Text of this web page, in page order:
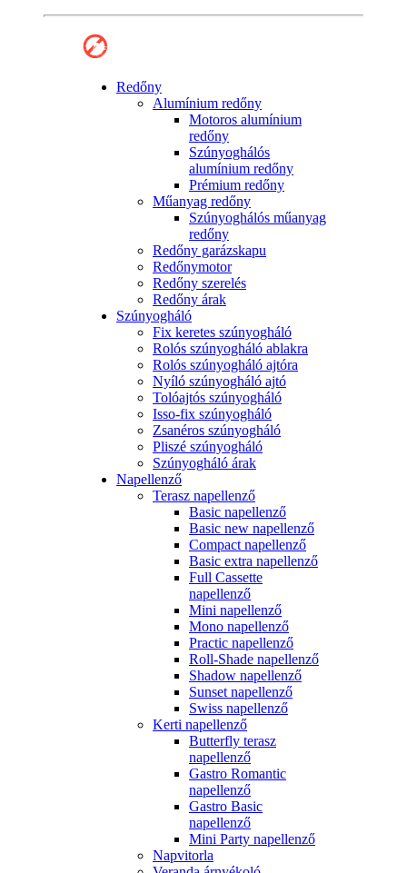
Redőny
Alumínium redőny
Motoros alumínium
redőny
Szúnyoghálós
alumínium redőny
Prémium redőny
Műanyag redőny
Szúnyoghálós műanyag
redőny
Redőny garázskapu
Redőnymotor
Redőny szerelés
Redőny árak
Szúnyogháló
Fix keretes szúnyogháló
Rolós szúnyogháló ablakra
Rolós szúnyogháló ajtóra
Nyíló szúnyogháló ajtó
Tolóajtós szúnyogháló
Isso-fix szúnyogháló
Zsanéros szúnyogháló
Pliszé szúnyogháló
Szúnyogháló árak
Napellenző
Terasz napellenző
Basic napellenző
Basic new napellenző
Compact napellenző
Basic extra napellenző
Full Cassette
napellenző
Mini napellenző
Mono napellenző
Practic napellenző
Roll-Shade napellenző
Shadow napellenző
Sunset napellenző
Swiss napellenző
Kerti napellenző
Butterfly terasz
napellenző
Gastro Romantic
napellenző
Gastro Basic
napellenző
Mini Party napellenző
Napvitorla